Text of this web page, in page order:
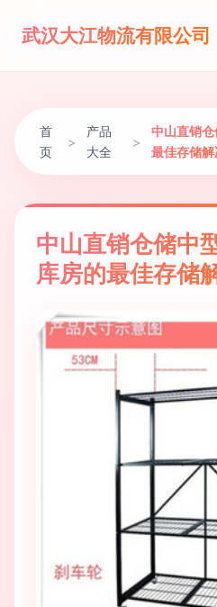
武汉大江物流有限公司
首
页
>
产品
大全
>
中山直销
最佳存储
中山直销仓储中
库房的最佳存储